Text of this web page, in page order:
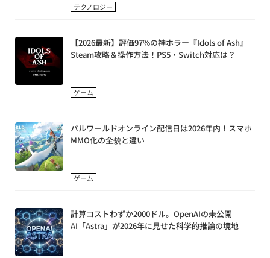
テクノロジー
【2026最新】評価97%の神ホラー『Idols of Ash』
Steam攻略＆操作方法！PS5・Switch対応は？
ゲーム
パルワールドオンライン配信日は2026年内！スマホ
MMO化の全貌と違い
ゲーム
計算コストわずか2000ドル。OpenAIの未公開
AI「Astra」が2026年に見せた科学的推論の境地